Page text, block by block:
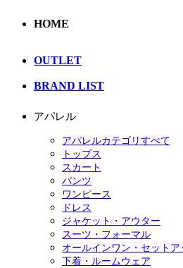
HOME
OUTLET
BRAND LIST
アパレル
アパレルカテゴリすべて
トップス
スカート
パンツ
ワンピース
ドレス
ジャケット・アウター
スーツ・フォーマル
オールインワン・セットア
下着・ルームウェア